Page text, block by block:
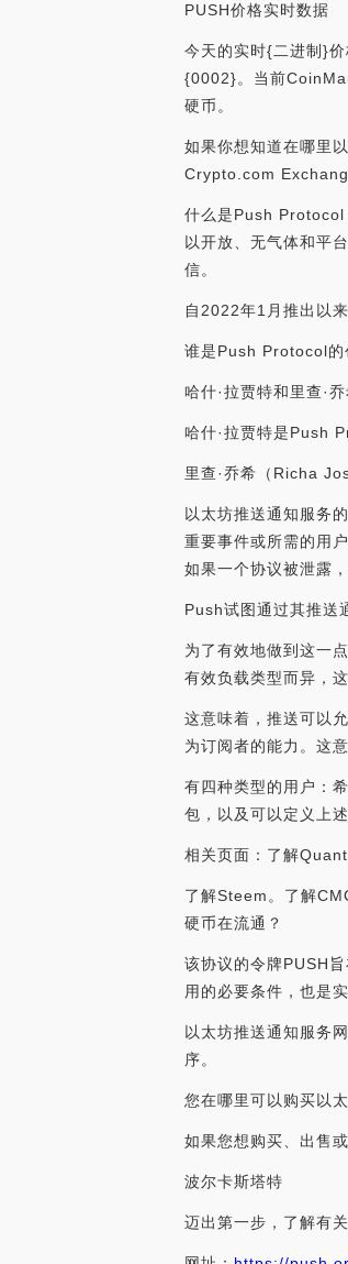
PUSH价格实时数据
今天的实时{二进制}
{0002}。当前
硬币。
如果你想知道在哪里
Crypto.com
什么是Push Protocol
以开放、无气体和平
信。
自2022年1月推出以
谁是Push Protocol的
哈什·拉贾特和里查·
哈什·拉贾特是Push
里查·乔希（Richa
以太坊推送通知服务
重要事件或所需的用
如果一个协议被泄露
Push试图通过其推送
为了有效地做到这一
有效负载类型而异，
这意味着，推送可以
为订阅者的能力。这
有四种类型的用户：
包，以及可以定义上
相关页面：了解
了解Steem。了解
硬币在流通？
该协议的令牌PUSH
用的必要条件，也是
以太坊推送通知服务
序。
您在哪里可以购买以
如果您想购买、出售
波尔卡斯塔特
迈出第一步，了解有